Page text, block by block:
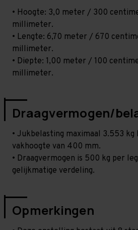
• Hoogte: 3,0 meter / 300
millimeter.
• Lengte: 6,70 meter / 670
millimeter.
• Diepte: 1,00 meter / 100
millimeter.
Draagvermogen/
• Jukbelasting maximaal 3.553 kg
vakhoogte van 400 mm.
• Draagvermogen is 500 kg per
gelijkmatige verdeling.
Opmerkingen